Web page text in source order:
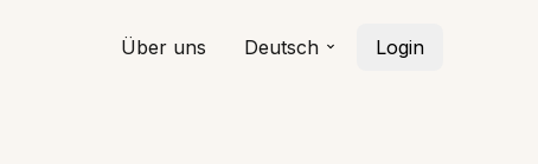
Über uns Deutsch Login